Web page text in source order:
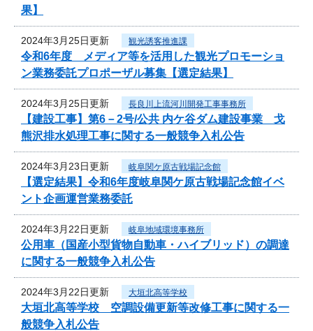
果】
2024年3月25日更新 観光誘客推進課
令和6年度 メディア等を活用した観光プロモーショ
ン業務委託プロポーザル募集【選定結果】
2024年3月25日更新 長良川上流河川開発工事事務所
【建設工事】第6－2号/公共 内ケ谷ダム建設事業 戈
熊沢排水処理工事に関する一般競争入札公告
2024年3月23日更新 岐阜関ケ原古戦場記念館
【選定結果】令和6年度岐阜関ケ原古戦場記念館イベ
ント企画運営業務委託
2024年3月22日更新 岐阜地域環境事務所
公用車（国産小型貨物自動車・ハイブリッド）の調達
に関する一般競争入札公告
2024年3月22日更新 大垣北高等学校
大垣北高等学校 空調設備更新等改修工事に関する一
般競争入札公告